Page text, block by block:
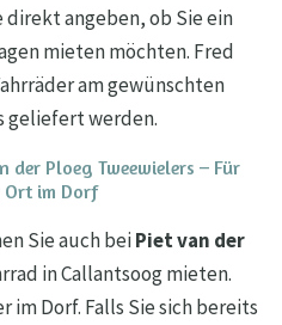
direkt angeben, ob Sie ein
mieten möchten. Fred
am gewünschten
geliefert werden.
Ploeg Tweewielers – Für
im Dorf
Sie auch beiPiet van der
in Callantsoog mieten.
im Dorf. Falls Sie sich bereits